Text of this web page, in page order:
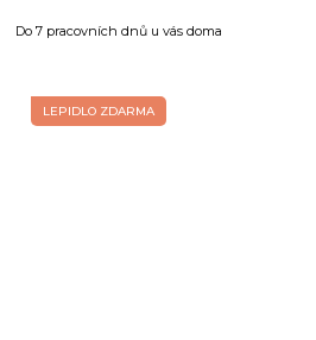
Do 7 pracovních dnů u vás doma
LEPIDLO ZDARMA